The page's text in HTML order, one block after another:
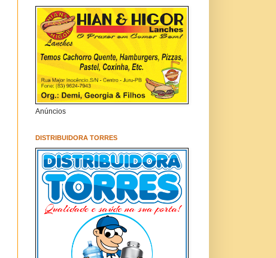
Anúncios
DISTRIBUIDORA TORRES